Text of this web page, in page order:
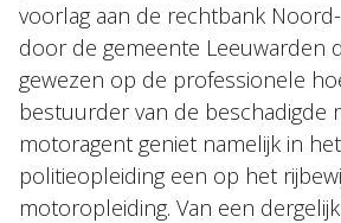
voorlag aan de rechtbank
door de gemeente Leeuwarden
gewezen op de professionele
bestuurder van de beschadigde
motoragent geniet namelijk in
politieopleiding een op het
motoropleiding. Van een